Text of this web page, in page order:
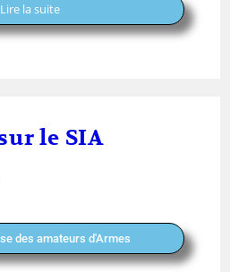
Lire la suite
le SIA
des amateurs d'Armes